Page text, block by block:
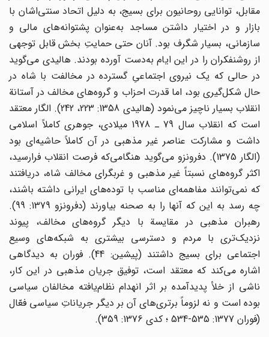
مقابل‌، توانایی ‌روحانیون‌ برای‌ بسیج‌، به‌ دلیل‌ اتحاد سنتی‌اشان‌ با
بازار و در اختیار داشتن‌ مساجد به‌عنوان‌ پشتوانه‌های‌ مالی‌ و
سازمانی‌، بسیار شگرف‌ بود. آنان‌ حتی‌ حمایت‌ِ بخش‌ قابل‌ توجهی‌
از روشنفکران‌ را در این‌ ایام‌ به‌دست‌ آورده‌ بودند. هالیدی‌ می‌گوید
در حالی‌ که‌ یک‌ نیروی‌ اجتماعی‌ِ گسترده‌ در مخالفت‌ با شاه‌ در
حال‌ شکل‌گیری‌ بود، اما قدرت‌ احزاب‌ و گروه‌های‌ مخالف‌ در آستانة‌
انقلاب‌ بسیار ناچیز می‌نمود (هالیدی‌ 1358: 223، 242). الگار معتقد
است‌ که‌ انقلاب‌ سال‌ 79 ـ 1978 میلادی‌، جوهری‌ کاملاً اسلامی‌
داشت‌ و مشارکت‌ عناصر غیر مذهبی‌ در آن‌ کاملاً حاشیه‌ای‌ بود
(الگار 1375). دفرونزو می‌گوید هنگامی‌که‌ فرصت‌ انقلاب‌ فرارسید،
اکثر گروه‌های‌ نسبتاً غیر مذهبی‌ و غربگرای‌ مخالف‌ شاه‌، دریافتند
که‌ نمی‌توانند مفاهمه‌ای‌ مناسب‌ با توده‌های‌ ایرانی‌ داشته‌ باشند،
چه‌ رسد به‌ این‌ که‌ آنها را به‌ صحنه‌ بیاورند (دفرونزو 1379: 99).
رهبران‌ مذهبی‌ در مقایسة‌ با دیگر گروه‌های ‌مخالف‌، پیوند
نزدیک‌تری‌ با مردم‌ و دسترسی‌ بیشتری‌ به‌ شبکه‌های‌ وسیع‌
اجتماعی‌ برای‌ بسیج‌ داشتند (پیشین‌: 44). فوران‌ به‌ دیدگاهی
‌اشاره‌ می‌کند که‌ معتقد است‌، توفیق‌ جریان‌ مذهبی‌ در این‌ کار،
ناشی‌ از خلأ پدیدآمده‌ بر اثر انهدام‌ نظام‌یافته مخالفان‌ سیاسی‌
بوده‌ است‌ و نه‌ لزوماً برتری‌های‌ آن‌ بر دیگر جریاناتِ سیاسی‌ فعّال‌
(فوران‌ 1377: 535-534 ؛ کدی 1376: 359).